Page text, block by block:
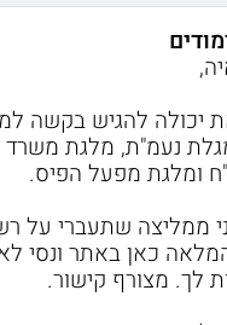
יכולה להגיש בקשה
נעמ"ת, מלגת משרד
ומלגת מפעל הפיס.
ממליצה שתעברי על
כאן באתר ונסי
לך. מצורף קישור.